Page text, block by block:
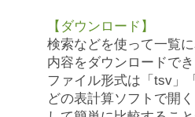
【ダウンロード】
検索などを使って一覧
内容をダウンロードでき
ファイル形式は「tsv」
どの表計算ソフトで開